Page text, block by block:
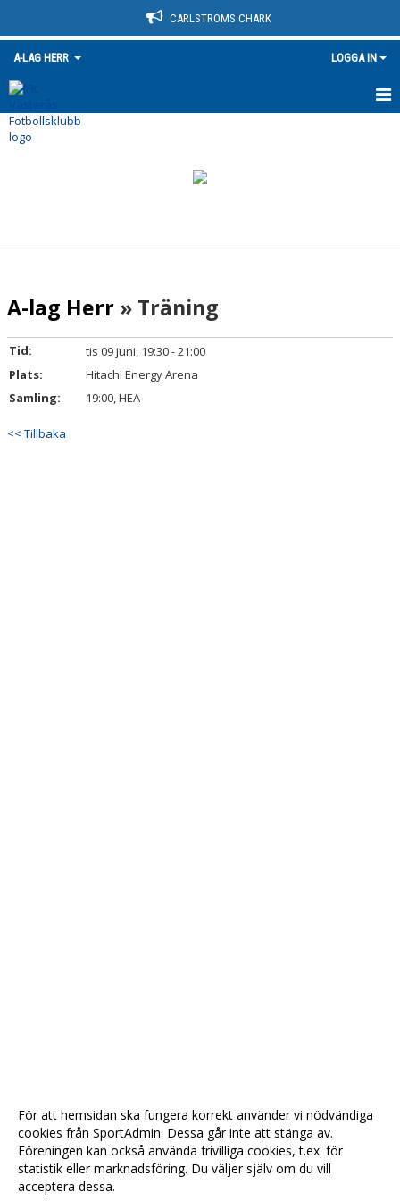
CARLSTRÖMS CHARK
A-LAG HERR LOGGA IN
HEM
BILDGALLERI
HIGHLIGHTS - MATCHER
DOKUMENT
KONTAKT
A-lag Herr » Träning
Tid:
tis 09 juni, 19:30 - 21:00
Plats:
Hitachi Energy Arena
Samling:
19:00, HEA
<< Tillbaka
För att hemsidan ska fungera korrekt använder vi nödvändiga
cookies från SportAdmin. Dessa går inte att stänga av.
Föreningen kan också använda frivilliga cookies, t.ex. för
statistik eller marknadsföring. Du väljer själv om du vill
acceptera dessa.